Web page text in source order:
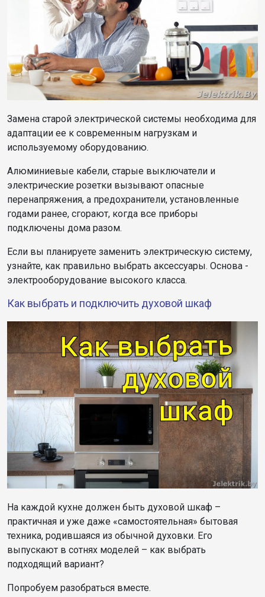
Замена старой электрической системы необходима для
адаптации ее к современным нагрузкам и
используемому оборудованию.
Алюминиевые кабели, старые выключатели и
электрические розетки вызывают опасные
перенапряжения, а предохранители, установленные
годами ранее, сгорают, когда все приборы
подключены дома разом.
Если вы планируете заменить электрическую систему,
узнайте, как правильно выбрать аксессуары. Основа -
электрооборудование высокого класса.
Как выбрать и подключить духовой шкаф
На каждой кухне должен быть духовой шкаф –
практичная и уже даже «самостоятельная» бытовая
техника, родившаяся из обычной духовки. Его
выпускают в сотнях моделей – как выбрать
подходящий вариант?
Попробуем разобраться вместе.